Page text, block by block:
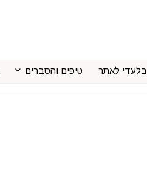
בלעדי לאתר טיפים והסברים